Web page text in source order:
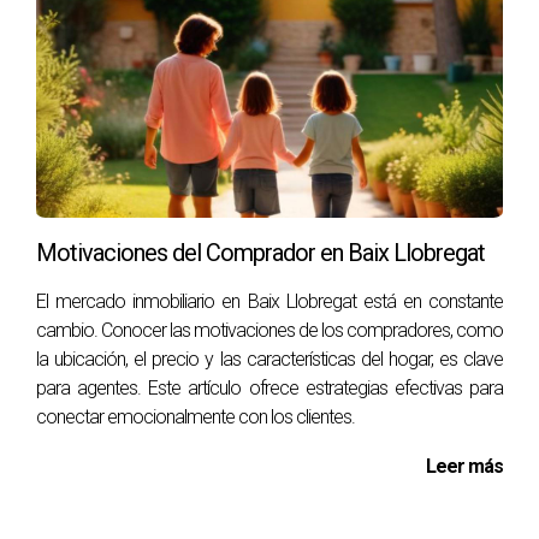
nuestro juicio cuando se trata del hogar donde hemos
creado recuerdos valiosos. Sin embargo, al reconocer las
señales y actuar con información precisa, puedes tomar
decisiones más acertadas que beneficiarán tanto a ti
como a futuros compradores. Recuerda siempre consultar
con profesionales del sector inmobiliario para obtener
asesoramiento adaptado a tus necesidades específicas.
Si estás listo para dar el siguiente paso hacia una venta
exitosa o necesitas ayuda para evaluar correctamente tu
propiedad, no dudes en contactar a Román MAZO hoy
mismo.
PREGUNTAS FRECUENTES
Motivaciones del Comprador en Baix Llobregat
El mercado inmobiliario en Baix Llobregat está en constante
cambio. Conocer las motivaciones de los compradores, como
la ubicación, el precio y las características del hogar, es clave
para agentes. Este artículo ofrece estrategias efectivas para
conectar emocionalmente con los clientes.
Leer más